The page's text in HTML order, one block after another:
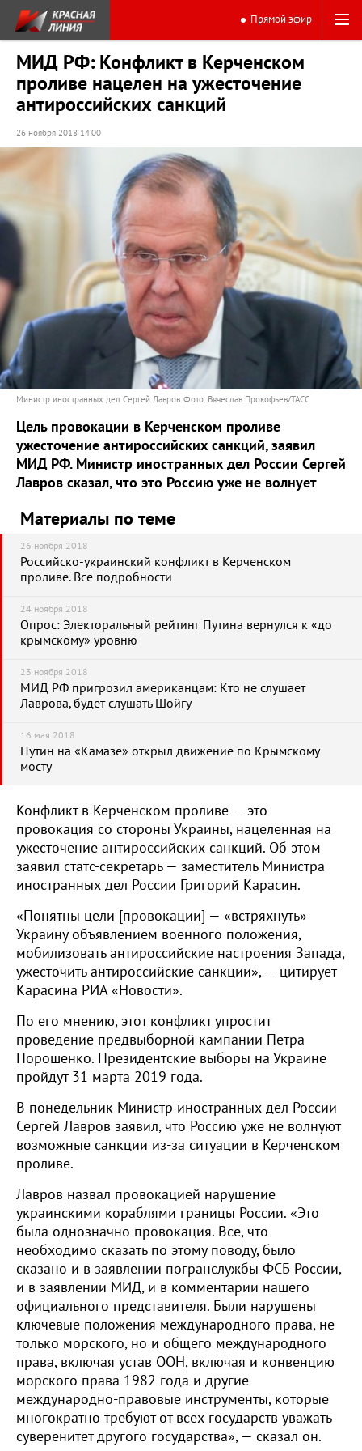
Прямой эфир
МИД РФ: Конфликт в Керченском
проливе нацелен на ужесточение
антироссийских санкций
26 ноября 2018 14:00
Министр иностранных дел Сергей Лавров. Фото: Вячеслав Прокофьев/ТАСС
Цель провокации в Керченском проливе
ужесточение антироссийских санкций, заявил
МИД РФ. Министр иностранных дел России Сергей
Лавров сказал, что это Россию уже не волнует
Материалы по теме
26 ноября 2018
Российско-украинский конфликт в Керченском
проливе. Все подробности
24 ноября 2018
Опрос: Электоральный рейтинг Путина вернулся к «до
крымскому» уровню
23 ноября 2018
МИД РФ пригрозил американцам: Кто не слушает
Лаврова, будет слушать Шойгу
16 мая 2018
Путин на «Камазе» открыл движение по Крымскому
мосту
Конфликт в Керченском проливе — это
провокация со стороны Украины, нацеленная на
ужесточение антироссийских санкций. Об этом
заявил статс-секретарь — заместитель Министра
иностранных дел России Григорий Карасин.
«Понятны цели [провокации] — «встряхнуть»
Украину объявлением военного положения,
мобилизовать антироссийские настроения Запада,
ужесточить антироссийские санкции», — цитирует
Карасина РИА «Новости».
По его мнению, этот конфликт упростит
проведение предвыборной кампании Петра
Порошенко. Президентские выборы на Украине
пройдут 31 марта 2019 года.
В понедельник Министр иностранных дел России
Сергей Лавров заявил, что Россию уже не волнуют
возможные санкции из-за ситуации в Керченском
проливе.
Лавров назвал провокацией нарушение
украинскими кораблями границы России. «Это
была однозначно провокация. Все, что
необходимо сказать по этому поводу, было
сказано и в заявлении погранслужбы ФСБ России,
и в заявлении МИД, и в комментарии нашего
официального представителя. Были нарушены
ключевые положения международного права, не
только морского, но и общего международного
права, включая устав ООН, включая и конвенцию
морского права 1982 года и другие
международно-правовые инструменты, которые
многократно требуют от всех государств уважать
суверенитет другого государства», — сказал он.